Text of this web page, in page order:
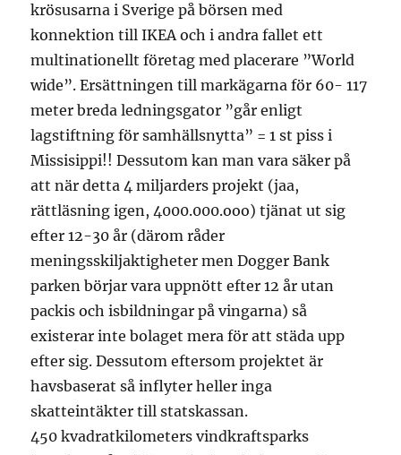
krösusarna i Sverige på börsen med
konnektion till IKEA och i andra fallet ett
multinationellt företag med placerare ”World
wide”. Ersättningen till markägarna för 60- 117
meter breda ledningsgator ”går enligt
lagstiftning för samhällsnytta” = 1 st piss i
Missisippi!! Dessutom kan man vara säker på
att när detta 4 miljarders projekt (jaa,
rättläsning igen, 4000.000.ooo) tjänat ut sig
efter 12-30 år (därom råder
meningsskiljaktigheter men Dogger Bank
parken börjar vara uppnött efter 12 år utan
packis och isbildningar på vingarna) så
existerar inte bolaget mera för att städa upp
efter sig. Dessutom eftersom projektet är
havsbaserat så inflyter heller inga
skatteintäkter till statskassan.
450 kvadratkilometers vindkraftsparks